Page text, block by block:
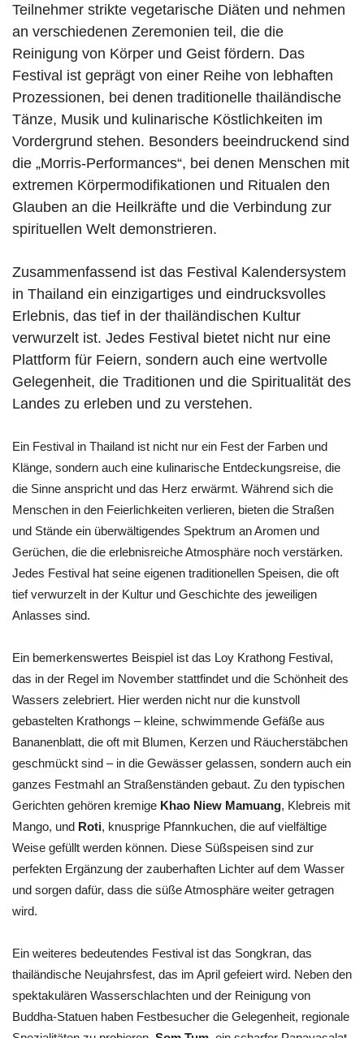
Teilnehmer strikte vegetarische Diäten und nehmen
an verschiedenen Zeremonien teil, die die
Reinigung von Körper und Geist fördern. Das
Festival ist geprägt von einer Reihe von lebhaften
Prozessionen, bei denen traditionelle thailändische
Tänze, Musik und kulinarische Köstlichkeiten im
Vordergrund stehen. Besonders beeindruckend sind
die „Morris-Performances“, bei denen Menschen mit
extremen Körpermodifikationen und Ritualen den
Glauben an die Heilkräfte und die Verbindung zur
spirituellen Welt demonstrieren.
Zusammenfassend ist das Festival Kalendersystem
in Thailand ein einzigartiges und eindrucksvolles
Erlebnis, das tief in der thailändischen Kultur
verwurzelt ist. Jedes Festival bietet nicht nur eine
Plattform für Feiern, sondern auch eine wertvolle
Gelegenheit, die Traditionen und die Spiritualität des
Landes zu erleben und zu verstehen.
Ein Festival in Thailand ist nicht nur ein Fest der Farben und
Klänge, sondern auch eine kulinarische Entdeckungsreise, die
die Sinne anspricht und das Herz erwärmt. Während sich die
Menschen in den Feierlichkeiten verlieren, bieten die Straßen
und Stände ein überwältigendes Spektrum an Aromen und
Gerüchen, die die erlebnisreiche Atmosphäre noch verstärken.
Jedes Festival hat seine eigenen traditionellen Speisen, die oft
tief verwurzelt in der Kultur und Geschichte des jeweiligen
Anlasses sind.
Ein bemerkenswertes Beispiel ist das Loy Krathong Festival,
das in der Regel im November stattfindet und die Schönheit des
Wassers zelebriert. Hier werden nicht nur die kunstvoll
gebastelten Krathongs – kleine, schwimmende Gefäße aus
Bananenblatt, die oft mit Blumen, Kerzen und Räucherstäbchen
geschmückt sind – in die Gewässer gelassen, sondern auch ein
ganzes Festmahl an Straßenständen gebaut. Zu den typischen
Gerichten gehören kremige Khao Niew Mamuang, Klebreis mit
Mango, und Roti, knusprige Pfannkuchen, die auf vielfältige
Weise gefüllt werden können. Diese Süßspeisen sind zur
perfekten Ergänzung der zauberhaften Lichter auf dem Wasser
und sorgen dafür, dass die süße Atmosphäre weiter getragen
wird.
Ein weiteres bedeutendes Festival ist das Songkran, das
thailändische Neujahrsfest, das im April gefeiert wird. Neben den
spektakulären Wasserschlachten und der Reinigung von
Buddha-Statuen haben Festbesucher die Gelegenheit, regionale